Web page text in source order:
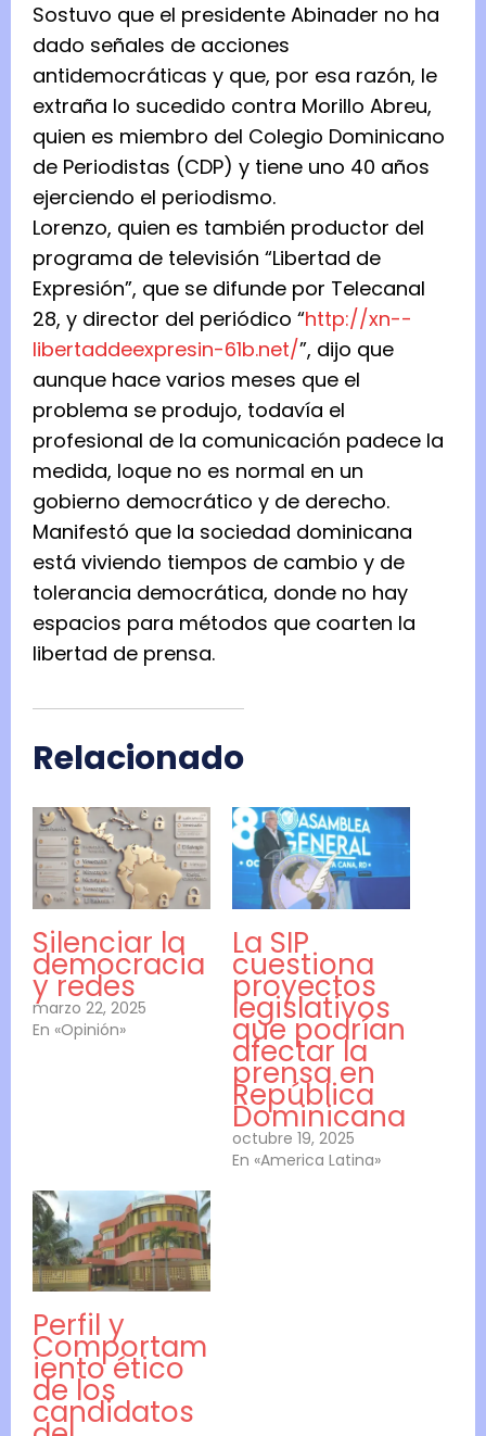
Sostuvo que el presidente Abinader no ha
dado señales de acciones
antidemocráticas y que, por esa razón, le
extraña lo sucedido contra Morillo Abreu,
quien es miembro del Colegio Dominicano
de Periodistas (CDP) y tiene uno 40 años
ejerciendo el periodismo.
Lorenzo, quien es también productor del
programa de televisión “Libertad de
Expresión”, que se difunde por Telecanal
28, y director del periódico “http://xn--
libertaddeexpresin-61b.net/”, dijo que
aunque hace varios meses que el
problema se produjo, todavía el
profesional de la comunicación padece la
medida, loque no es normal en un
gobierno democrático y de derecho.
Manifestó que la sociedad dominicana
está viviendo tiempos de cambio y de
tolerancia democrática, donde no hay
espacios para métodos que coarten la
libertad de prensa.
Relacionado
Silenciar la
democracia
y redes
marzo 22, 2025
En «Opinión»
La SIP
cuestiona
proyectos
legislativos
que podrían
afectar la
prensa en
República
Dominicana
octubre 19, 2025
En «America Latina»
Perfil y
Comportam
iento ético
de los
candidatos